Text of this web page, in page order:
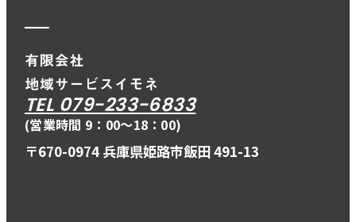
TEL 079-233-6833
(営業時間 9：00〜18：00)
〒670-0974 兵庫県姫路市飯田 491-13